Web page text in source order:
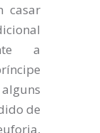
casar
a
de